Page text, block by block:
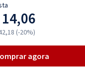
14,06
(-20%)
agora